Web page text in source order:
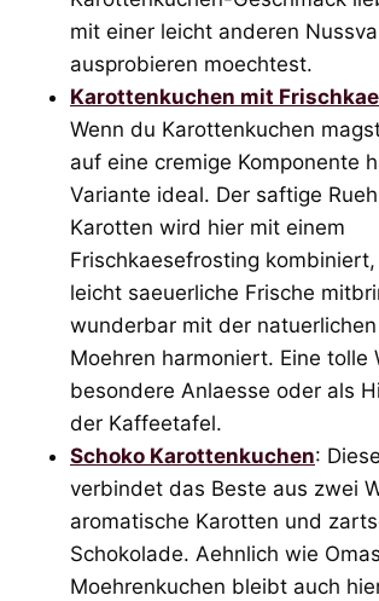
mit einer leicht anderen
ausprobieren moechtest.
Karottenkuchen mit
Wenn du Karottenkuchen
auf eine cremige Komponente
Variante ideal. Der saftige
Karotten wird hier mit einem
Frischkaesefrosting
leicht saeuerliche Frische
wunderbar mit der
Moehren harmoniert. Eine tolle
besondere Anlaesse oder als
der Kaffeetafel.
Schoko Karottenkuchen:
verbindet das Beste aus zwei
aromatische Karotten und
Schokolade. Aehnlich wie Omas
Moehrenkuchen bleibt auch